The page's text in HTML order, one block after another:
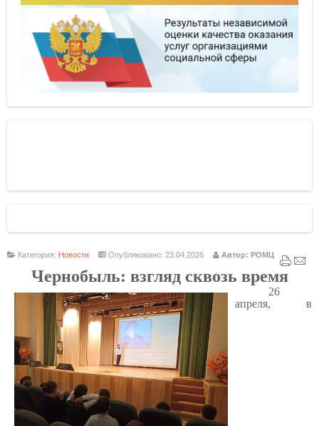
Категория: Новости Опубликовано: 23.04.2026 Автор: РОМЦ
Чернобыль: взгляд сквозь время
26
апреля, в